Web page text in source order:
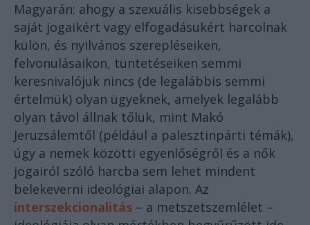
Magyarán: ahogy a szexuális kisebbségek a
saját jogaikért vagy elfogadásukért harcolnak
külön, és nyilvános szerepléseiken,
felvonulásaikon, tüntetéseiken semmi
keresnivalójuk nincs (de legalábbis semmi
értelmük) olyan ügyeknek, amelyek legalább
olyan távol állnak tőlük, mint Makó
Jeruzsálemtől (például a palesztinpárti témák),
úgy a nemek közötti egyenlőségről és a nők
jogairól szóló harcba sem lehet mindent
belekeverni ideológiai alapon. Az
interszekcionalitás – a metszetszemlélet –